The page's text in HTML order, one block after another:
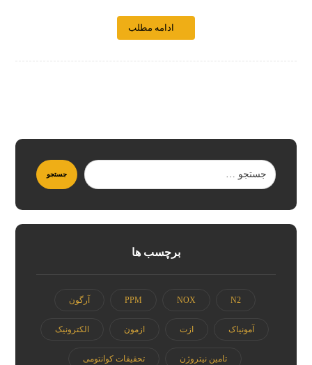
ادامه مطلب
برچسب ها
N2
NOX
PPM آرگون
آمونیاک ازت ازمون الکترونیک
تامین نیتروژن تحقیقات کوانتومی